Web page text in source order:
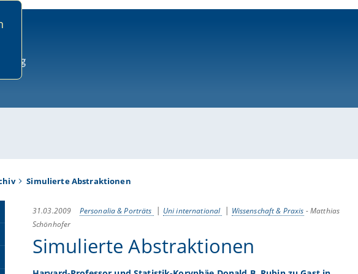
Simulierte Abstraktionen
31.03.2009 Personalia & Porträts Uni international Wissenschaft & Praxis -Matthias
Schönhofer
Simulierte Abstraktionen